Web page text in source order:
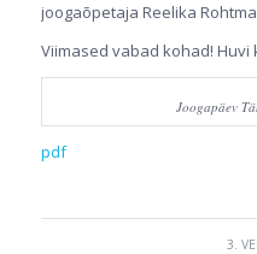
joogaõpetaja Reelika
Viimased vabad kohad!
Joogapäev
pdf
3.